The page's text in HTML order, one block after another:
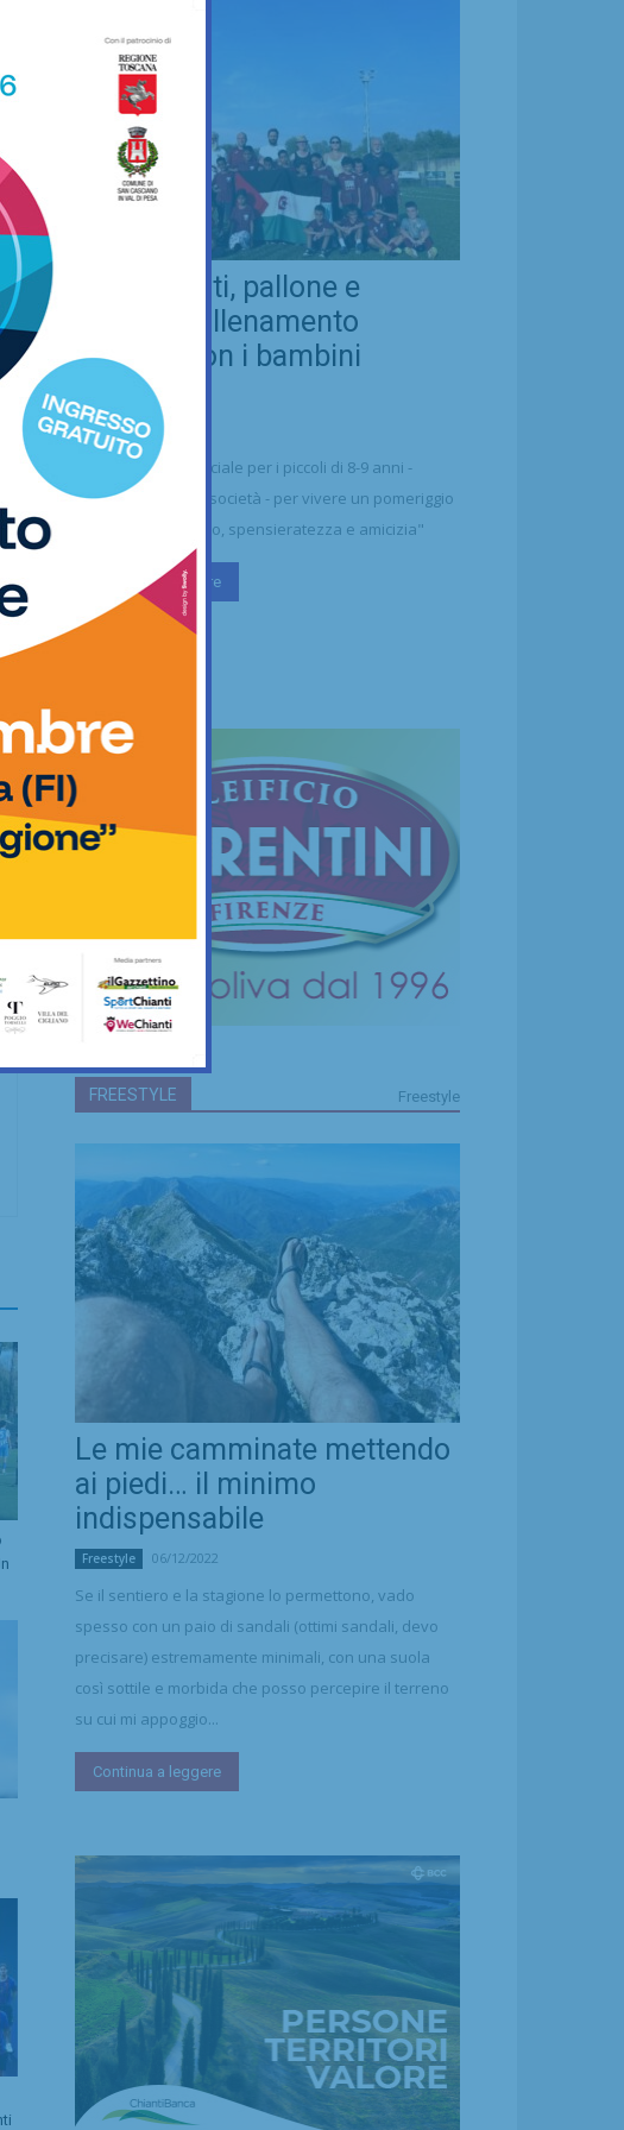
Real Chianti, pallone e
bellezza: allenamento
insieme con i bambini
Saharawi
Calcio 21/07/2026
"Un'occasione speciale per i piccoli di 8-9 anni -
sottolineano dalla società - per vivere un pomeriggio
di puro divertimento, spensieratezza e amicizia"
Continua a leggere
FREESTYLE Freestyle
Le mie camminate mettendo
ai piedi… il minimo
indispensabile
Freestyle 06/12/2022
Se il sentiero e la stagione lo permettono, vado
spesso con un paio di sandali (ottimi sandali, devo
precisare) estremamente minimali, con una suola
così sottile e morbida che posso percepire il terreno
su cui mi appoggio...
Continua a leggere